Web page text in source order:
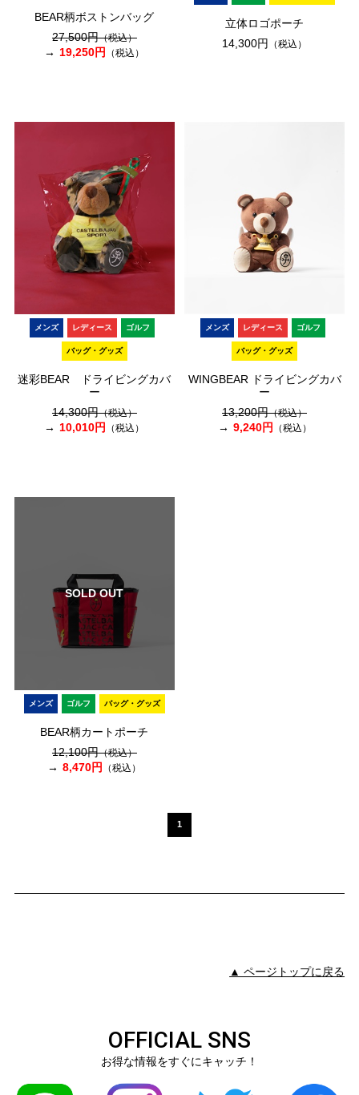
BEAR柄ボストンバッグ
27,500円（税込）
19,250円 （税込）
立体ロゴポーチ
14,300円
（税込）
メンズ レディース ゴルフ
バッグ・グッズ
迷彩BEAR ドライビングカバ
ー
14,300円（税込）
10,010円 （税込）
メンズ レディース ゴルフ
バッグ・グッズ
WINGBEAR ドライビングカバ
ー
13,200円（税込）
9,240円 （税込）
SOLD OUT
メンズ ゴルフ バッグ・グッズ
BEAR柄カートポーチ
12,100円（税込）
8,470円 （税込）
1
▲ ページトップに戻る
OFFICIAL SNS
お得な情報をすぐにキャッチ！